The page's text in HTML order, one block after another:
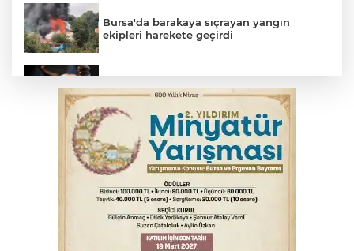
Bursa'da barakaya sıçrayan yangın
ekipleri harekete geçirdi
Yargıtay’dan primle çalışanlara müjde
TOFAŞ Basketbol'da sağlık kontrolleri
başladı
Bursa’da bugün hava nasıl olacak?